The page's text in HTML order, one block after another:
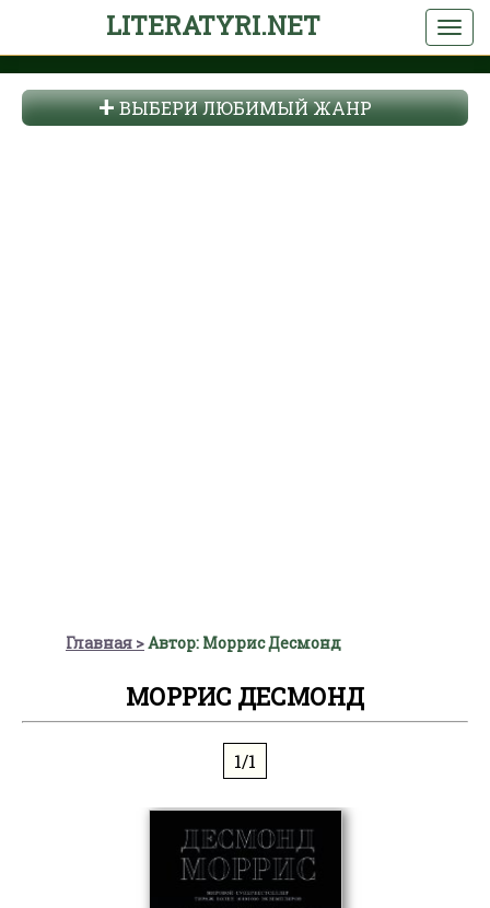
LITERATYRI.NET
ВЫБЕРИ ЛЮБИМЫЙ ЖАНР
Главная Автор: Моррис Десмонд
МОРРИС ДЕСМОНД
1/1